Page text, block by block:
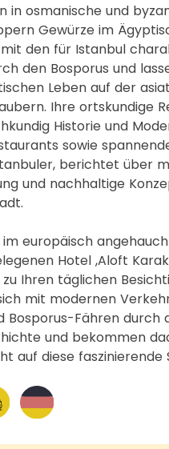
in osmanische und
Gewürze im
den für Istanbul
den Bosporus und
Leben auf der
Ihre ortskundige
Historie und
sowie
berichtet über
und nachhaltige
europäisch
Hotel ‚Aloft
Ihren täglichen
mit modernen
Bosporus-Fähren durch
und bekommen
auf diese faszinierende